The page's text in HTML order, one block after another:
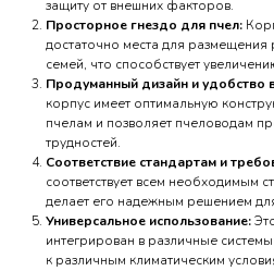
защиту от внешних факторов.
Просторное гнездо для пчел:
достаточно места для размещения
семей, что способствует
Продуманный дизайн и удобство
корпус имеет оптимальную
пчелам и позволяет пчеловодам
трудностей.
Соответствие стандартам и
соответствует всем необходимым
делает его надежным решением
Универсальное использование:
интегрирован в различные
к различным климатическим